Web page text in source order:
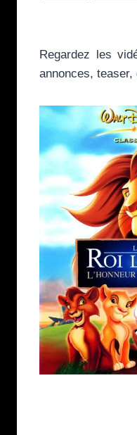
Regardez les
annonces,